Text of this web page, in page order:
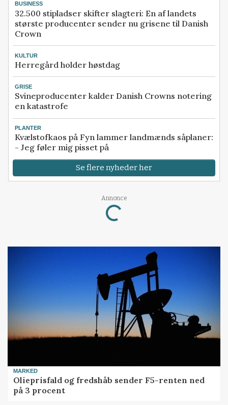
BUSINESS
32.500 stipladser skifter slagteri: En af landets
største producenter sender nu grisene til Danish
Crown
KULTUR
Herregård holder høstdag
GRISE
Svineproducenter kalder Danish Crowns notering
en katastrofe
PLANTER
Kvælstofkaos på Fyn lammer landmænds såplaner:
- Jeg føler mig pisset på
Se flere nyheder her
Annonce
Loading...
MARKED
Olieprisfald og fredshåb sender F5-renten ned
på 3 procent